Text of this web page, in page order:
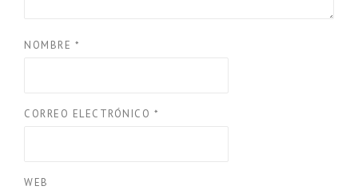
NOMBRE *
CORREO ELECTRÓNICO *
WEB